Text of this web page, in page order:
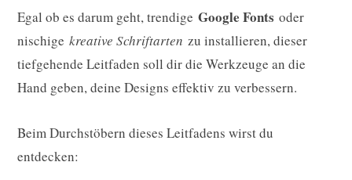
Egal ob es darum geht, trendige Google Fonts oder
nischige kreative Schriftarten zu installieren, dieser
tiefgehende Leitfaden soll dir die Werkzeuge an die
Hand geben, deine Designs effektiv zu verbessern.
Beim Durchstöbern dieses Leitfadens wirst du
entdecken: